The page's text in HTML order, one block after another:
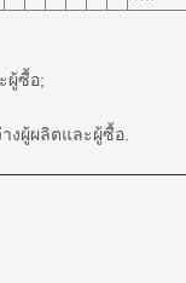
ผู้ซื้อ;
งผู้ผลิตและผู้ซื้อ.